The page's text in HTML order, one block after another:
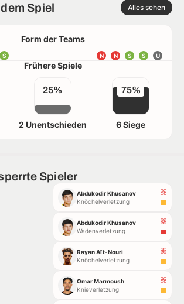
Spiel Alles sehen
Form der Teams
S U
S
S
N
N
Frühere Spiele
25%
2 Unentschieden
75%
6 Siege
Spieler
Abdukodir Khusanov
Knöchelverletzung
Abdukodir Khusanov
Wadenverletzung
Rayan Aït-Nouri
Knöchelverletzung
Omar Marmoush
Knieverletzung